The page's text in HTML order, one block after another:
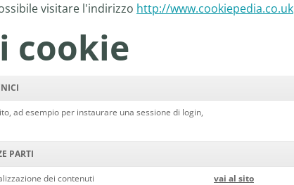
visitare l'indirizzo http://www.cookiepedia.co.uk
cookie
ad esempio per instaurare una sessione di login,
PARTI
dei contenuti vai al sito